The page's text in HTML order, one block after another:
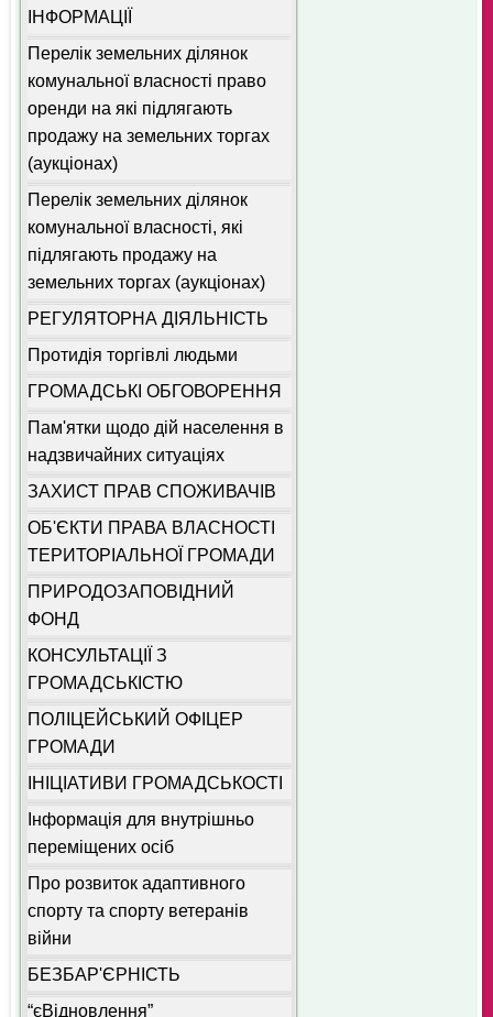
ІНФОРМАЦІЇ
Перелік земельних ділянок
комунальної власності право
оренди на які підлягають
продажу на земельних торгах
(аукціонах)
Перелік земельних ділянок
комунальної власності, які
підлягають продажу на
земельних торгах (аукціонах)
РЕГУЛЯТОРНА ДІЯЛЬНІСТЬ
Протидія торгівлі людьми
ГРОМАДСЬКІ ОБГОВОРЕННЯ
Пам'ятки щодо дій населення в
надзвичайних ситуаціях
ЗАХИСТ ПРАВ СПОЖИВАЧІВ
ОБ'ЄКТИ ПРАВА ВЛАСНОСТІ
ТЕРИТОРІАЛЬНОЇ ГРОМАДИ
ПРИРОДОЗАПОВІДНИЙ
ФОНД
КОНСУЛЬТАЦІЇ З
ГРОМАДСЬКІСТЮ
ПОЛІЦЕЙСЬКИЙ ОФІЦЕР
ГРОМАДИ
ІНІЦІАТИВИ ГРОМАДСЬКОСТІ
Інформація для внутрішньо
переміщених осіб
Про розвиток адаптивного
спорту та спорту ветеранів
війни
БЕЗБАР'ЄРНІСТЬ
“єВідновлення”